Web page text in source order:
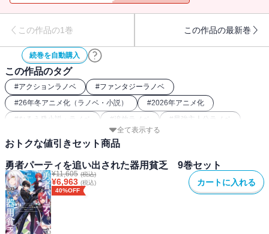
すぐに身に付けることができること――まさしく『器用貧乏』だ。
ソロでの活動再開にあたり、オルンは付与術士から剣士へと戻る。
だが、付与術士だったことは決して無駄ではなかった。
勇者パーティ時代に培った知識、経験、そして開発した複数のオリ
ジナル魔術は、
オルンを常識外の強さを持つ剣士へと成長させていて……!?
「小説家になろう」発の人気ファンタジー！ コミカライズも決
り先生描き下ろしイラストを収録！
この作品の1巻 この作品の最新巻
続巻を自動購入
この作品のタグ
#アクションラノベ #ファンタジーラノベ
#26年冬アニメ化（ラノベ・小説） #2026年アニメ化
# なろう発小説・ラノベ #追放ラノベ # 最強主人公ラノベ
全て表示する
おトクな値引きセット商品
勇者パーティを追い出された器用貧乏 9巻セット
¥11,605 (税込)
¥6,963 (税込)
40%OFF
カートに入れる